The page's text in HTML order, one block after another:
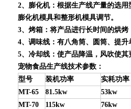
2、膨化机：根据生产线产量的选
膨化机模具和整形机模具调节。
3、烤箱：将产品进行长时间的烘烤
4、调味线：有八角筒、圆筒、提升
5、冷却线：使产品降温，风吹使其
宠物食品生产线技术参数：
型号
装机功率 实耗功率
MT-65
81.5kw 53kw
MT-70
115kw 76kw